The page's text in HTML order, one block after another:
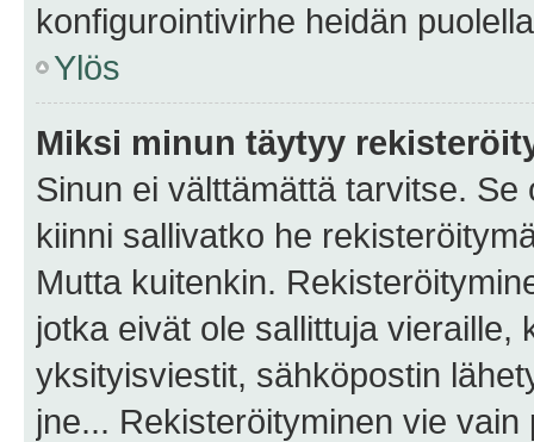
konfigurointivirhe heidän
Ylös
Miksi minun täytyy
Sinun ei välttämättä tarvitse.
kiinni sallivatko he
Mutta kuitenkin.
jotka eivät ole sallittuja vieraille,
yksityisviestit, sähköpostin
jne... Rekisteröityminen vie